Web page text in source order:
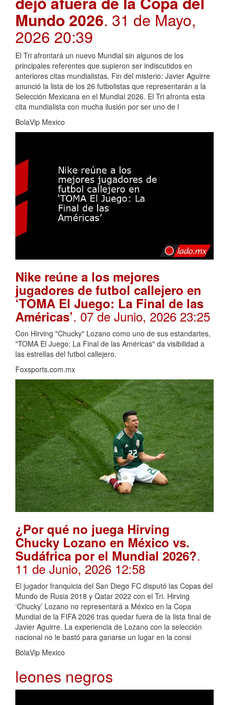
Mundo 2026. 31 de Mayo,
2026 20:39
El Tri afrontará un nuevo Mundial sin algunos de los
principales referentes que supieron ser indiscutidos en
anteriores citas mundialistas. Fin del misterio: Javier Aguirre
anunció la lista de los 26 futbolistas que representarán a la
Selección Mexicana en el Mundial 2026. El Tri afronta esta
cita mundialista con mucha ilusión por ser uno de l
BolaVip Mexico
Nike reúne a los mejores
jugadores de futbol callejero en
‘TOMA El Juego: La Final de las
Américas’. 07 de Junio, 2026 23:25
Con Hirving "Chucky" Lozano como uno de sus estandartes,
"TOMA El Juego: La Final de las Américas" da visibilidad a
las estrellas del futbol callejero.
Foxsports.com.mx
¿Por qué no juega Hirving
Chucky Lozano en México vs.
Sudáfrica por el Mundial 2026?.
11 de Junio, 2026 12:58
El jugador franquicia del San Diego FC disputó las Copas del
Mundo de Rusia 2018 y Qatar 2022 con el Tri. Hirving
‘Chucky’ Lozano no representará a México en la Copa
Mundial de la FIFA 2026 tras quedar fuera de la lista final de
Javier Aguirre. La experiencia de Lozano con la selección
nacional no le bastó para ganarse un lugar en la consi
BolaVip Mexico
leones negros